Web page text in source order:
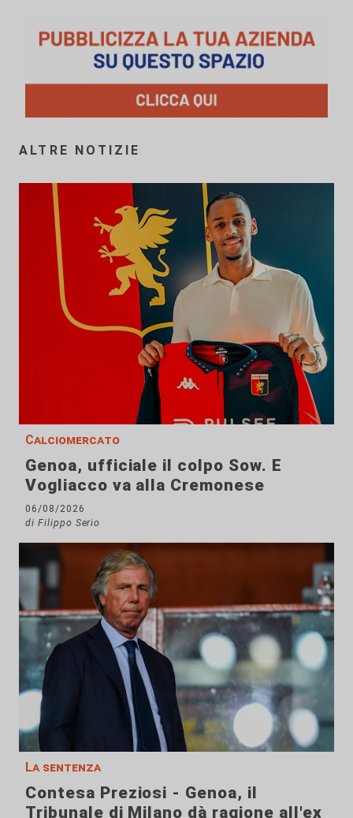
ALTRE NOTIZIE
Calciomercato
Genoa, ufficiale il colpo Sow. E
Vogliacco va alla Cremonese
06/08/2026
di Filippo Serio
La sentenza
Contesa Preziosi - Genoa, il
Tribunale di Milano dà ragione all'ex